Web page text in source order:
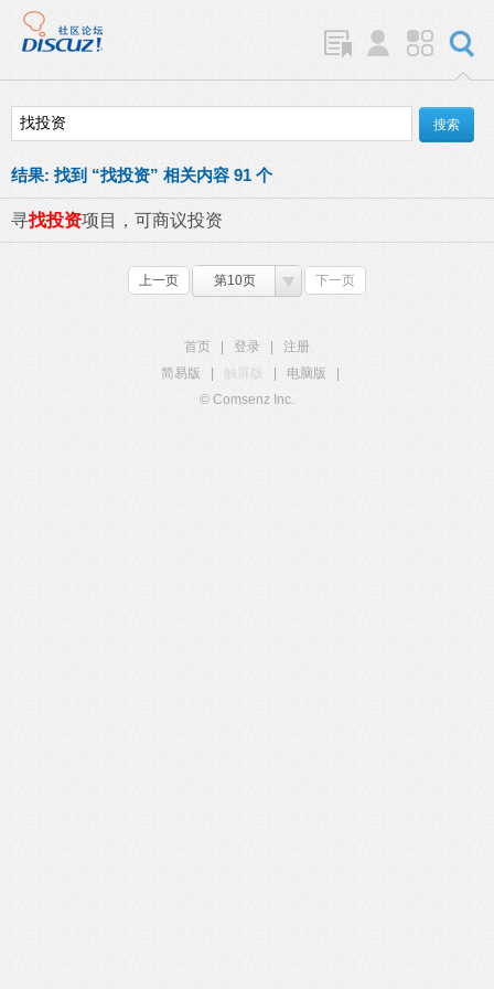
结果: 找到 “找投资” 相关内容 91 个
寻找投资项目，可商议投资
上一页 第10页 下一页
首页 登录
注册
简易版
触屏版 电脑版
© Comsenz Inc.